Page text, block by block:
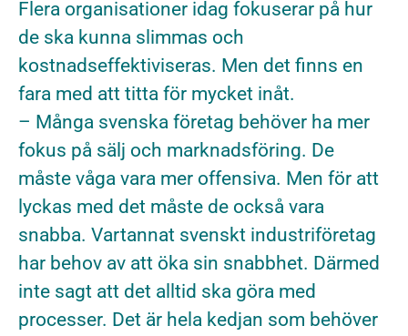
Flera organisationer idag fokuserar på hur
de ska kunna slimmas och
kostnadseffektiviseras. Men det finns en
fara med att titta för mycket inåt.
– Många svenska företag behöver ha mer
fokus på sälj och marknadsföring. De
måste våga vara mer offensiva. Men för att
lyckas med det måste de också vara
snabba. Vartannat svenskt industriföretag
har behov av att öka sin snabbhet. Därmed
inte sagt att det alltid ska göra med
processer. Det är hela kedjan som behöver